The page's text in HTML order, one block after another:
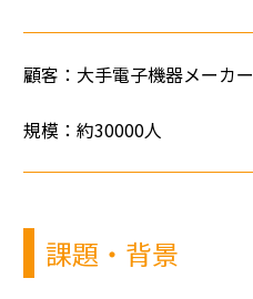
顧客： 大手電子機器メーカー
規模：約30000人
課題・背景